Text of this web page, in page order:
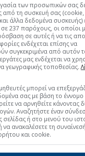
των προσωπικών σας
από τη συσκευή σας
άλλα δεδομένα συσκευής)
σε 237 παρόχους, οι οποίοι
σε αυτές ή να τις
ενδέχεται επίσης να
συγκεκριμένα από αυτόν
μας ενδέχεται να
γεωγραφικής τοποθεσίας.
μπορεί να
σας με βάση το
να αρνηθείτε κάνοντας
Αναζητήστε έναν
σελίδας ή στο μενού του
να ανακαλέσετε τη
και cookie.